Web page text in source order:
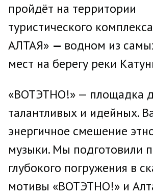
пройдёт на территории
туристического
АЛТАЯ» — водном из
мест на берегу реки
«ВОТЭТНО!» — площадка
талантливых и идейных.
энергичное смешение
музыки. Мы подготовили
глубокого погружения в
мотивы «ВОТЭТНО!» и